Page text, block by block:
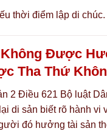
thời điểm lập di chúc.
Được
Tha Thứ
2 Điều 621 Bộ luật
di sản biết rõ hành vi
đó hưởng tài sản